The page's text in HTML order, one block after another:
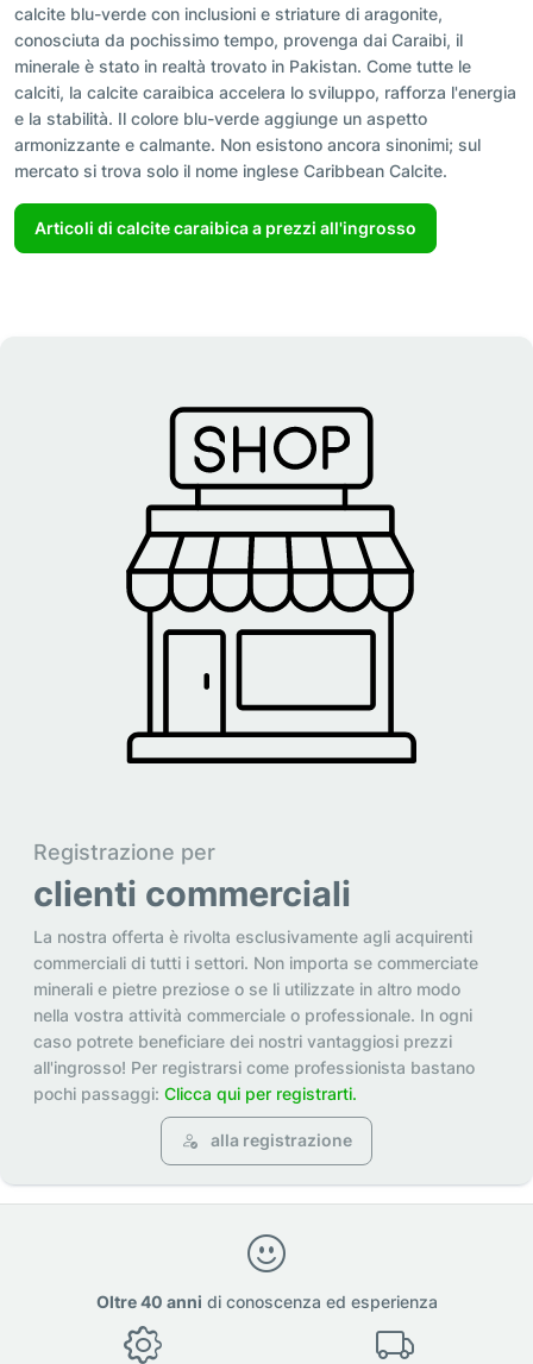
calcite blu-verde con inclusioni e striature di aragonite,
conosciuta da pochissimo tempo, provenga dai Caraibi, il
minerale è stato in realtà trovato in Pakistan. Come tutte le
calciti, la calcite caraibica accelera lo sviluppo, rafforza l'energia
e la stabilità. Il colore blu-verde aggiunge un aspetto
armonizzante e calmante. Non esistono ancora sinonimi; sul
mercato si trova solo il nome inglese Caribbean Calcite.
Articoli di calcite caraibica a prezzi all'ingrosso
Registrazione per
clienti commerciali
La nostra offerta è rivolta esclusivamente agli acquirenti
commerciali di tutti i settori. Non importa se commerciate
minerali e pietre preziose o se li utilizzate in altro modo
nella vostra attività commerciale o professionale. In ogni
caso potrete beneficiare dei nostri vantaggiosi prezzi
all'ingrosso! Per registrarsi come professionista bastano
pochi passaggi: Clicca qui per registrarti.
alla registrazione
Oltre 40 anni di conoscenza ed esperienza